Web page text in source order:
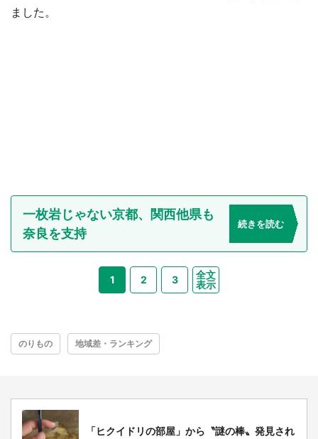
ました。
一枚岩じゃない京都、関西他県も
奈良を支持
続きを読む
1 2 3
全文
表示
のりもの 地域差・ランキング
「ヒクイドリの部屋」から〝謎の棒〟発見され